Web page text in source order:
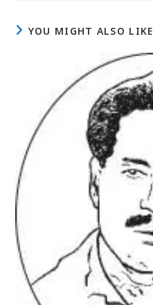
YOU MIGHT ALSO LIKE